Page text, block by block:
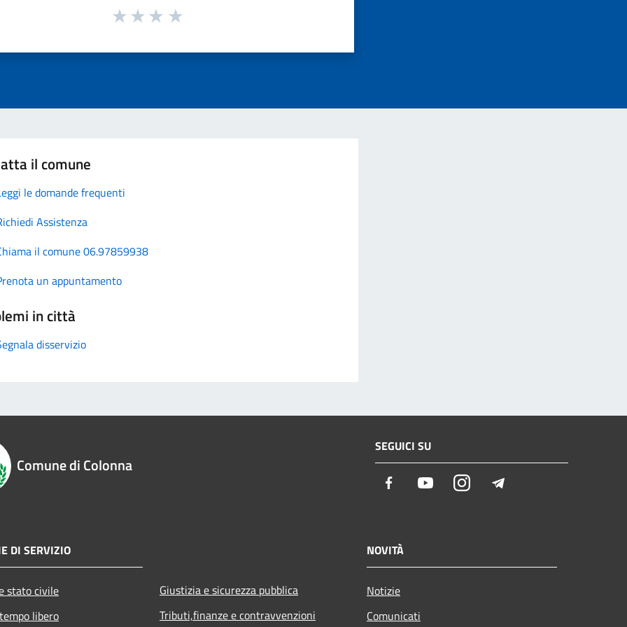
il comune
le domande frequenti
Assistenza
il comune 06.97859938
un appuntamento
in città
disservizio
Comune di Colonna
SEGUICI SU
Facebook YoutubeInstagram
DI SERVIZIO
stato civile
libero
Giustizia e sicurezza pubblica
Tributi,finanze e contravvenzioni
NOVITÀ
Notizie
Comunicati